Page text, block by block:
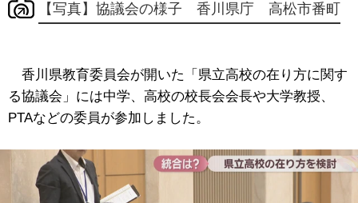
【写真】協議会の様子 香川県庁 高松市番町
香川県教育委員会が開いた「県立高校の在り方に関す
る協議会」には中学、高校の校長会会長や大学教授、
PTAなどの委員が参加しました。